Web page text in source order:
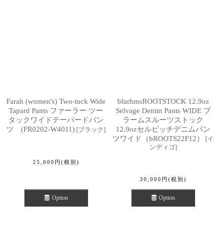
Farah (women's) Two-tuck Wide
Tapard Pants ファーラー ツー
タックワイドテーパードパン
ツ (FR0202-W4011) [ブラック]
25,000 円 (税別)
Option
blurhmsROOTSTOCK 12.9oz
Selvage Denim Pants WIDE ブ
ラームスルーツストック
12.9ozセルビッチデニムパン
ツワイド（bROOTS22F12）
[イ
ンディゴ]
30,000 円 (税別)
Option